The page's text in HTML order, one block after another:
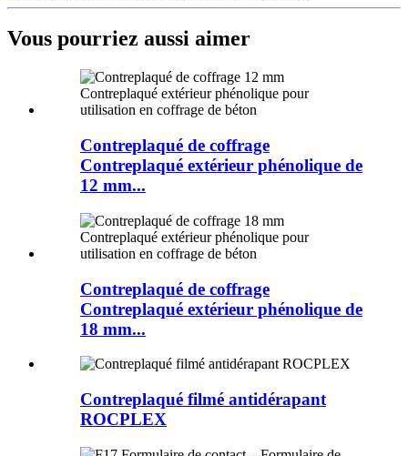
Vous pourriez aussi aimer
Contreplaqué de coffrage
Contreplaqué extérieur phénolique de
12 mm...
Contreplaqué de coffrage
Contreplaqué extérieur phénolique de
18 mm...
Contreplaqué filmé antidérapant
ROCPLEX